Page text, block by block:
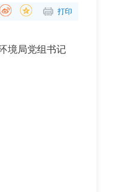
打印
境局党组书记